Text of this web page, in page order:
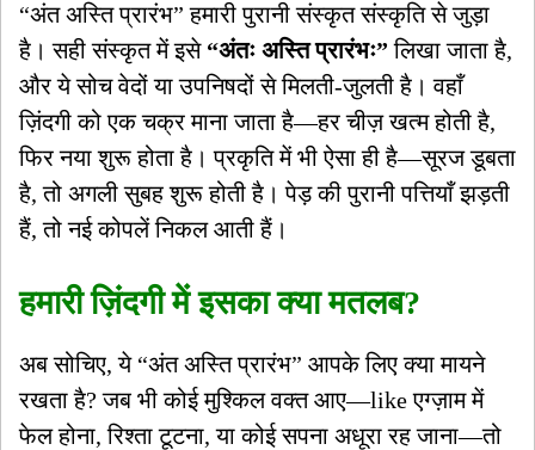
“अंत अस्ति प्रारंभ” हमारी पुरानी संस्कृत संस्कृति से जुड़ा
है। सही संस्कृत में इसे “अंतः अस्ति प्रारंभः” लिखा जाता है,
और ये सोच वेदों या उपनिषदों से मिलती-जुलती है। वहाँ
ज़िंदगी को एक चक्र माना जाता है—हर चीज़ खत्म होती है,
फिर नया शुरू होता है। प्रकृति में भी ऐसा ही है—सूरज डूबता
है, तो अगली सुबह शुरू होती है। पेड़ की पुरानी पत्तियाँ झड़ती
हैं, तो नई कोपलें निकल आती हैं।
हमारी ज़िंदगी में इसका क्या मतलब?
अब सोचिए, ये “अंत अस्ति प्रारंभ” आपके लिए क्या मायने
रखता है? जब भी कोई मुश्किल वक्त आए—like एग्ज़ाम में
फेल होना, रिश्ता टूटना, या कोई सपना अधूरा रह जाना—तो